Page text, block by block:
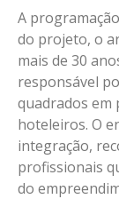
A
do projeto, o
mais de 30
responsável
quadrados em
hoteleiros. O
integração,
profissionais
do